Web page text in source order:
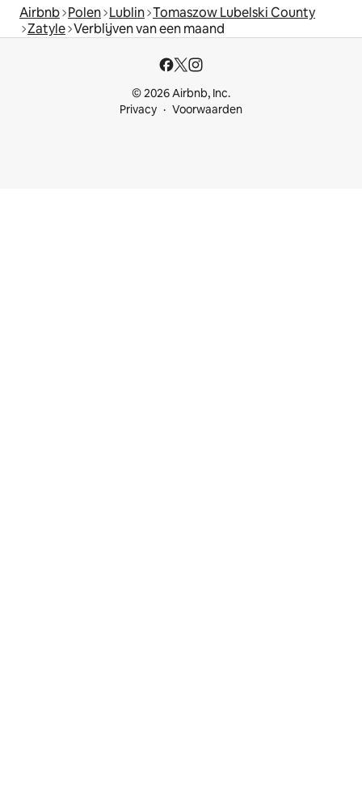
Airbnb Polen Lublin Tomaszow Lubelski County
Zatyle Verblijven van een maand
© 2026 Airbnb, Inc.
Privacy
Voorwaarden